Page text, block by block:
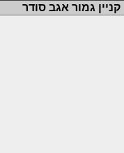
קניין גמור אגב סודר